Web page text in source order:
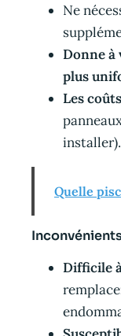
Ne
Donne à
plus
Les
installer).
Quelle
Difficile